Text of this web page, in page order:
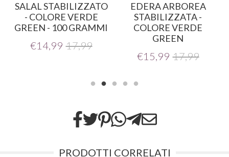
SALAL STABILIZZATO
- COLORE VERDE
GREEN - 100 GRAMMI
€14,99 17,99
EDERA ARBOREA
STABILIZZATA -
COLORE VERDE
GREEN
€15,99 17,99
PRODOTTI CORRELATI